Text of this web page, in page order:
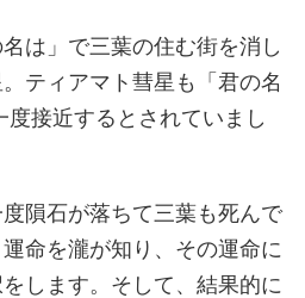
は」で三葉の住む街を消し
ティアマト彗星も「君の名
接近するとされていまし
度隕石が落ちて三葉も死んで
命を瀧が知り、その運命に
します。そして、結果的に